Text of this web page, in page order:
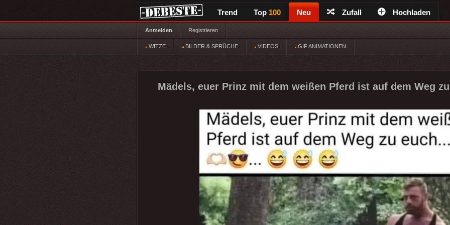
Trend Top 100 Neu Zufall Hochladen
Anmelden Registrieren
WITZE BILDER & SPRÜCHE VIDEOS GIF ANIMATIONEN
Mädels, euer Prinz mit dem weißen Pferd ist auf dem Weg